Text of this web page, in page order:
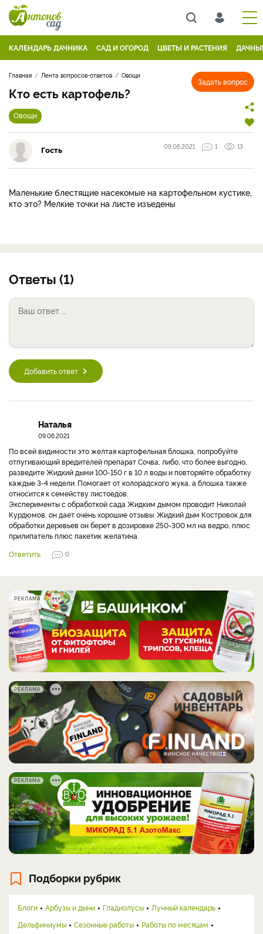
КАЛЕНДАРЬ ДАЧНИКА САД И ОГОРОД ЦВЕТЫ И РАСТЕНИЯ
Задать вопрос
Главная Лента вопросов-ответов Овощи
Кто есть картофель?
Овощи
Гость 09.06.2021 1 13
Маленькие блестящие насекомые на картофельном кустике,
кто это? Мелкие точки на листе изъедены
Ответы (1)
Добавить ответ
Наталья
09.06.2021
По всей видимости это желтая картофельная блошка, попробуйте
отпугивающий вредителей препарат Сочва, либо, что более выгодно,
разведите Жидкий дыми 100-150 г в 10 л воды и повторяйте обработку
каждые 3-4 недели. Помогает от колорадского жука, а блошка также
относится к семейству листоедов.
Эксперименты с обработкой сада Жидким дымом проводит Николай
Курдюмов, он дает очень хорошие отзывы. Жидкий дым Костровок для
обработки деревьев он берет в дозировке 250-300 мл на ведро, плюс
прилипатель плюс пакетик желатина.
Ответить
0
РЕКЛАМА
РЕКЛАМА
РЕКЛАМА
Подборки рубрик
Блоги Арбузы и дыни Гладиолусы
Лунный календарь
Дельфиниумы
Сезонные работы
Работы по месяцам